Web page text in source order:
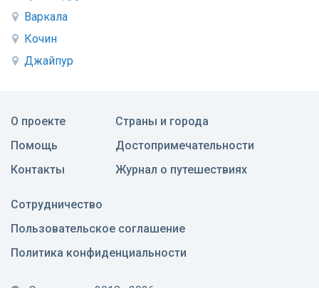
Варкала
Кочин
Джайпур
О проекте
Помощь
Контакты
Страны и города
Достопримечательности
Журнал о путешествиях
Сотрудничество
Пользовательское соглашение
Политика конфиденциальности